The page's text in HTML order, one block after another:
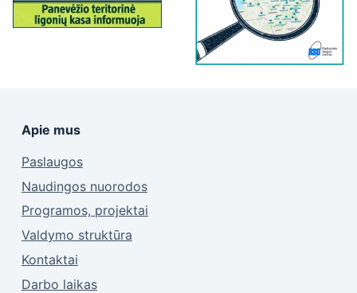
Apie mus
Paslaugos
Naudingos nuorodos
Programos, projektai
Valdymo struktūra
Kontaktai
Darbo laikas